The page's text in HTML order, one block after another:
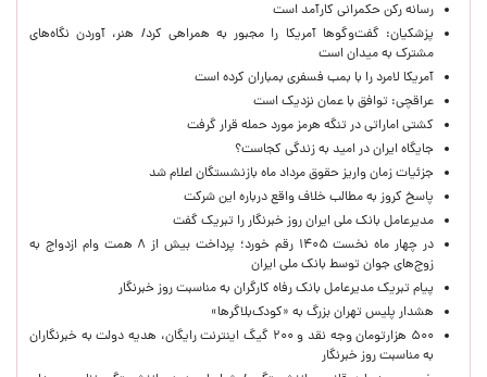
رسانه رکن حکمرانی کارآمد است
پزشکیان: گفت‌وگوها آمریکا را مجبور به همراهی کرد/ هنر، آوردن نگاه‌های
مشترک به میدان است
آمریکا لامرد را با بمب فسفری بمباران کرده است
عراقچی: توافق با عمان نزدیک است
کشتی اماراتی در تنگه هرمز مورد حمله قرار گرفت
جایگاه ایران در امید به زندگی کجاست؟
جزئیات زمان واریز حقوق مرداد ماه بازنشستگان اعلام شد
پاسخ کروز به مطالب خلاف واقع درباره این شرکت
مدیرعامل بانک ملی ایران روز خبرنگار را تبریک گفت
در چهار ماه نخست ۱۴۰۵ رقم خورد؛ پرداخت بیش از ۸ همت وام ازدواج به
زوج‌های جوان توسط بانک ملی ایران
پیام تبریک مدیرعامل بانک رفاه کارگران به مناسبت روز خبرنگار
هشدار پلیس تهران بزرگ به «کودک‌بلاگرها»
۵۰۰ هزارتومان وجه نقد و ۲۰۰ گیگ اینترنت رایگان، هدیه دولت به خبرنگاران
به مناسبت روز خبرنگار